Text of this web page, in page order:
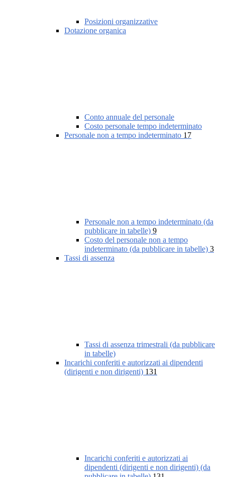
Posizioni organizzative
Dotazione organica
Conto annuale del personale
Costo personale tempo indeterminato
Personale non a tempo indeterminato 17
Personale non a tempo indeterminato (da
pubblicare in tabelle) 9
Costo del personale non a tempo
indeterminato (da pubblicare in tabelle) 3
Tassi di assenza
Tassi di assenza trimestrali (da pubblicare
in tabelle)
Incarichi conferiti e autorizzati ai dipendenti
(dirigenti e non dirigenti) 131
Incarichi conferiti e autorizzati ai
dipendenti (dirigenti e non dirigenti) (da